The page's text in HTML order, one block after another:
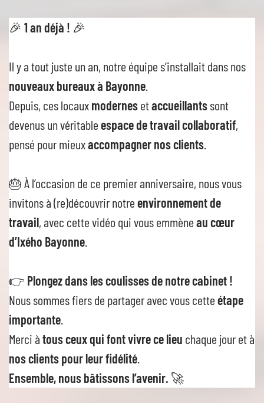
🎉 1 an déjà ! 🎉
Il y a tout juste un an, notre équipe s’installait dans nos
nouveaux bureaux à Bayonne
Depuis, ces locauxmodernesetaccueillantssont
devenus un véritableespace de travail collaboratif,
pensé pour mieuxaccompagner nos clients
🎂 À l’occasion de ce premier anniversaire, nous vous
invitons à (re)découvrir notreenvironnement de
travail, avec cette vidéo qui vous emmèneau cœur
d’Ixého Bayonne
👉 Plongez dans les coulisses de notre cabinet !
Nous sommes fiers de partager avec vous cetteétape
importante
Merci àtous ceux qui font vivre ce lieu chaque jour et à
nos clients pour leur fidélité
Ensemble, nous bâtissons l’avenir. 🚀